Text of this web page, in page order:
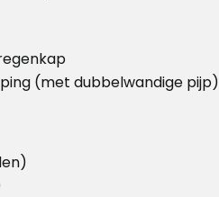
(met dubbelwandige pijp)